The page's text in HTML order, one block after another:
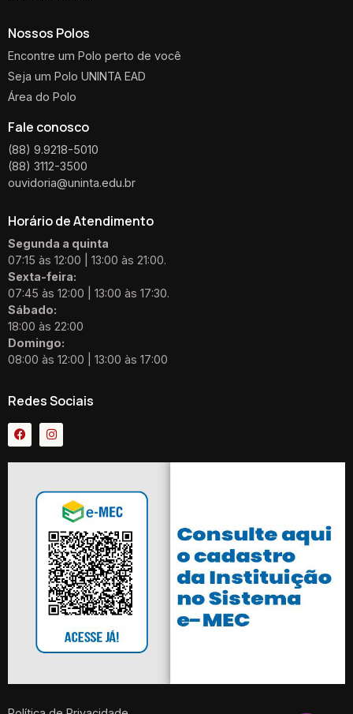
Nossos Polos
Encontre um Polo perto de você
Seja um Polo UNINTA EAD
Área do Polo
Fale conosco
(88) 9.9218-5010
(88) 3112-3500
ouvidoria@uninta.edu.br
Horário de Atendimento
Segunda a quinta
07:15 às 12:00 | 13:00 às 21:00.
Sexta-feira:
07:45 às 12:00 | 13:00 às 17:30.
Sábado:
18:00 às 22:00
Domingo:
08:00 às 12:00 | 13:00 às 17:00
Redes Sociais